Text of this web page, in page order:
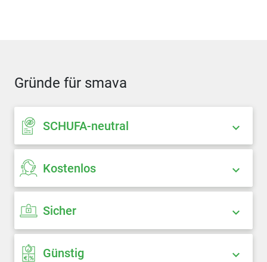
Gründe für smava
SCHUFA-neutral
Kostenlos
Sicher
Günstig